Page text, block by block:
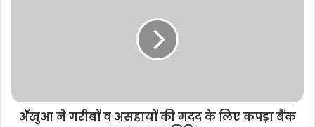
अँखुआ ने गरीबों व असहायों की मदद के लिए कपड़ा बैंक